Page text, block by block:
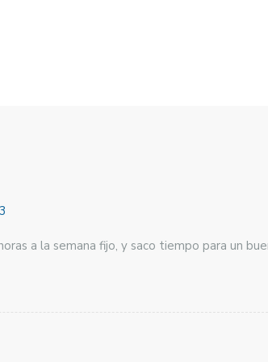
a la semana fijo, y saco tiempo para un